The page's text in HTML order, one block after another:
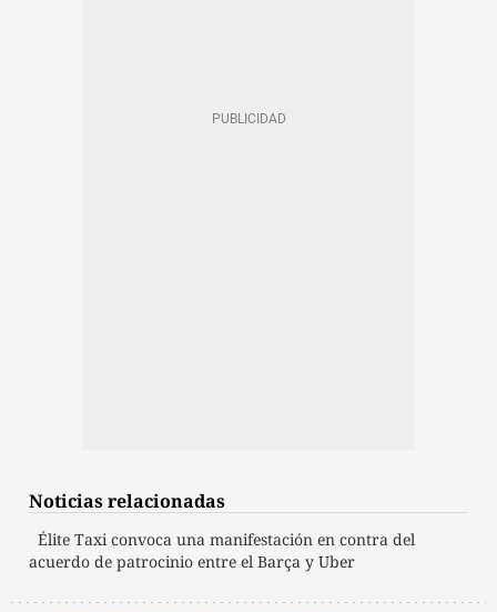
Noticias relacionadas
Élite Taxi convoca una manifestación en contra del
acuerdo de patrocinio entre el Barça y Uber